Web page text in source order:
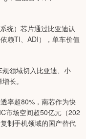
统）芯片通过比亚迪认
赖TI、ADI），单车价值
领域切入比亚迪、小
长。
率超80%，南芯作为快
市场空间超50亿元（202
制手机领域的国产替代